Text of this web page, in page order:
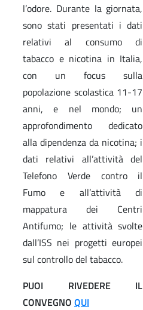
l’odore. Durante la giornata,
sono stati presentati i dati
relativi al consumo di
tabacco e nicotina in Italia,
con un focus sulla
popolazione scolastica 11-17
anni, e nel mondo; un
approfondimento dedicato
alla dipendenza da nicotina; i
dati relativi all’attività del
Telefono Verde contro il
Fumo e all’attività di
mappatura dei Centri
Antifumo; le attività svolte
dall’ISS nei progetti europei
sul controllo del tabacco.
PUOI RIVEDERE IL
CONVEGNO QUI